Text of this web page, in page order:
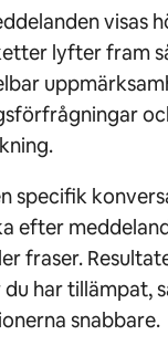
visas
lyfter fram
specifik
efter
fraser.
har tillämpat,
snabbare.